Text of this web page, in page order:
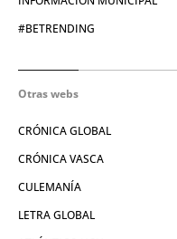
#BETRENDING
Otras webs
CRÓNICA GLOBAL
CRÓNICA VASCA
CULEMANÍA
LETRA GLOBAL